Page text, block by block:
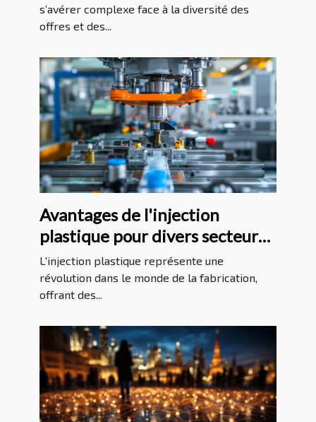
s’avérer complexe face à la diversité des
offres et des...
Avantages de l'injection
plastique pour divers secteurs
industriels
L'injection plastique représente une
révolution dans le monde de la fabrication,
offrant des...